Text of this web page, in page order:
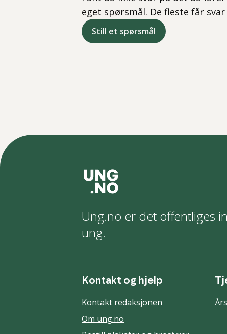
eget spørsmål. De fleste får
Still et spørsmål
Ung.no er det offentliges
ung.
Kontakt og hjelp
Kontakt redaksjonen
Om ung.no